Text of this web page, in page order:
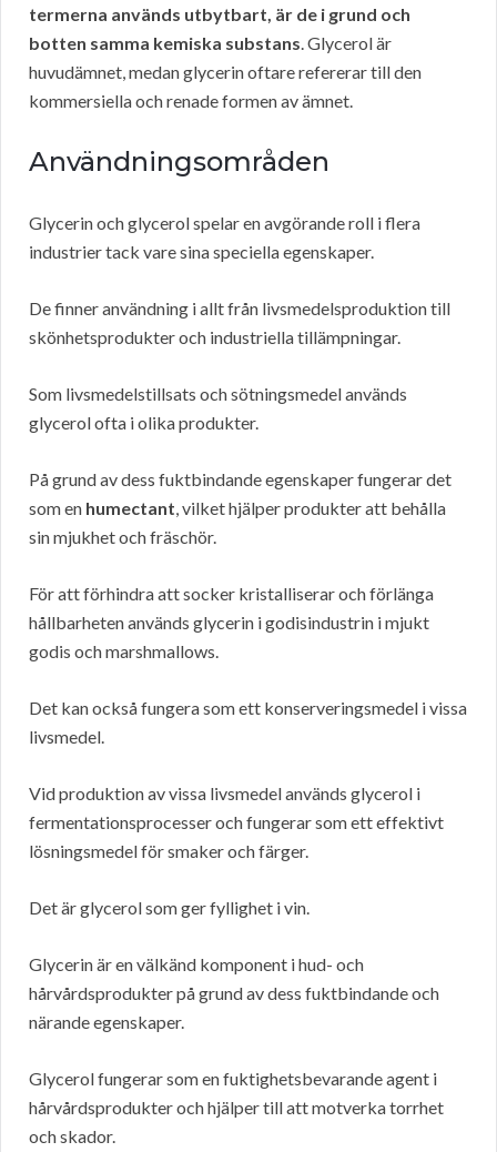
termerna används utbytbart, är de i grund och
botten samma kemiska substans. Glycerol är
huvudämnet, medan glycerin oftare refererar till den
kommersiella och renade formen av ämnet.
Användningsområden
Glycerin och glycerol spelar en avgörande roll i flera
industrier tack vare sina speciella egenskaper.
De finner användning i allt från livsmedelsproduktion till
skönhetsprodukter och industriella tillämpningar.
Som livsmedelstillsats och sötningsmedel används
glycerol ofta i olika produkter.
På grund av dess fuktbindande egenskaper fungerar det
som en humectant, vilket hjälper produkter att behålla
sin mjukhet och fräschör.
För att förhindra att socker kristalliserar och förlänga
hållbarheten används glycerin i godisindustrin i mjukt
godis och marshmallows.
Det kan också fungera som ett konserveringsmedel i vissa
livsmedel.
Vid produktion av vissa livsmedel används glycerol i
fermentationsprocesser och fungerar som ett effektivt
lösningsmedel för smaker och färger.
Det är glycerol som ger fyllighet i vin.
Glycerin är en välkänd komponent i hud- och
hårvårdsprodukter på grund av dess fuktbindande och
närande egenskaper.
Glycerol fungerar som en fuktighetsbevarande agent i
hårvårdsprodukter och hjälper till att motverka torrhet
och skador.